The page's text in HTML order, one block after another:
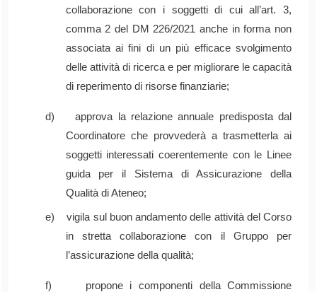
collaborazione con i soggetti di cui all’art. 3,
comma 2 del DM 226/2021 anche in forma non
associata ai fini di un più efficace svolgimento
delle attività di ricerca e per migliorare le capacità
di reperimento di risorse finanziarie;
d) approva la relazione annuale predisposta dal
Coordinatore che provvederà a trasmetterla ai
soggetti interessati coerentemente con le Linee
guida per il Sistema di Assicurazione della
Qualità di Ateneo;
e) vigila sul buon andamento delle attività del Corso
in stretta collaborazione con il
Gruppo per
l’assicurazione della qualità;
f) propone i componenti della Commissione